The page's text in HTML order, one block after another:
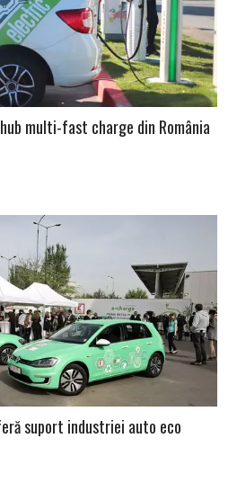
multi-fast charge din România
suport industriei auto eco